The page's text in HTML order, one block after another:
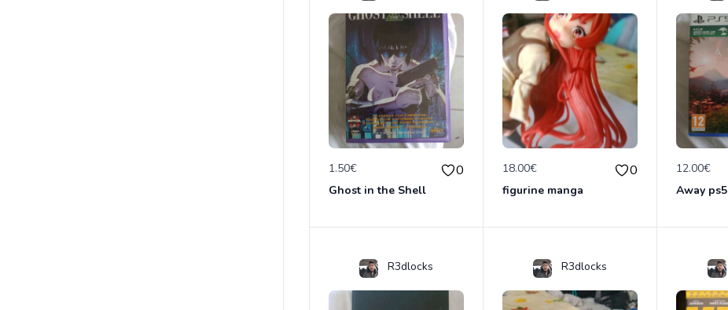
1.50€ 0
Ghost in the Shell
18.00€ 0
figurine manga
12.00€
Away ps5
R3dlocks R3dlocks